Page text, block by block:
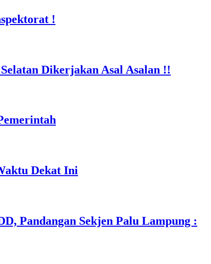
!
Dikerjakan Asal Asalan !!
Dekat Ini
Pandangan Sekjen Palu Lampung :